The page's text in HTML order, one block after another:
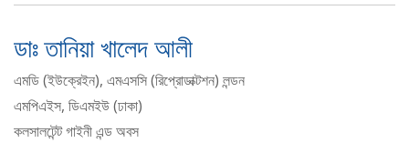
ডাঃ তানিয়া খালেদ আলী
এমডি (ইউক্রেইন), এমএসসি (রিপ্রোডাক্টশন) লন্ডন
এমপিএইস, ডিএমইউ (ঢাকা)
কলসালটেন্ট গাইনী এন্ড অবস